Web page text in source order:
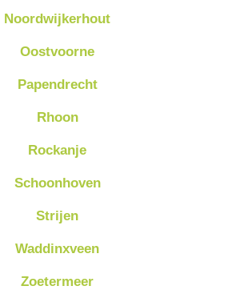
Noordwijkerhout
Oostvoorne
Papendrecht
Rhoon
Rockanje
Schoonhoven
Strijen
Waddinxveen
Zoetermeer